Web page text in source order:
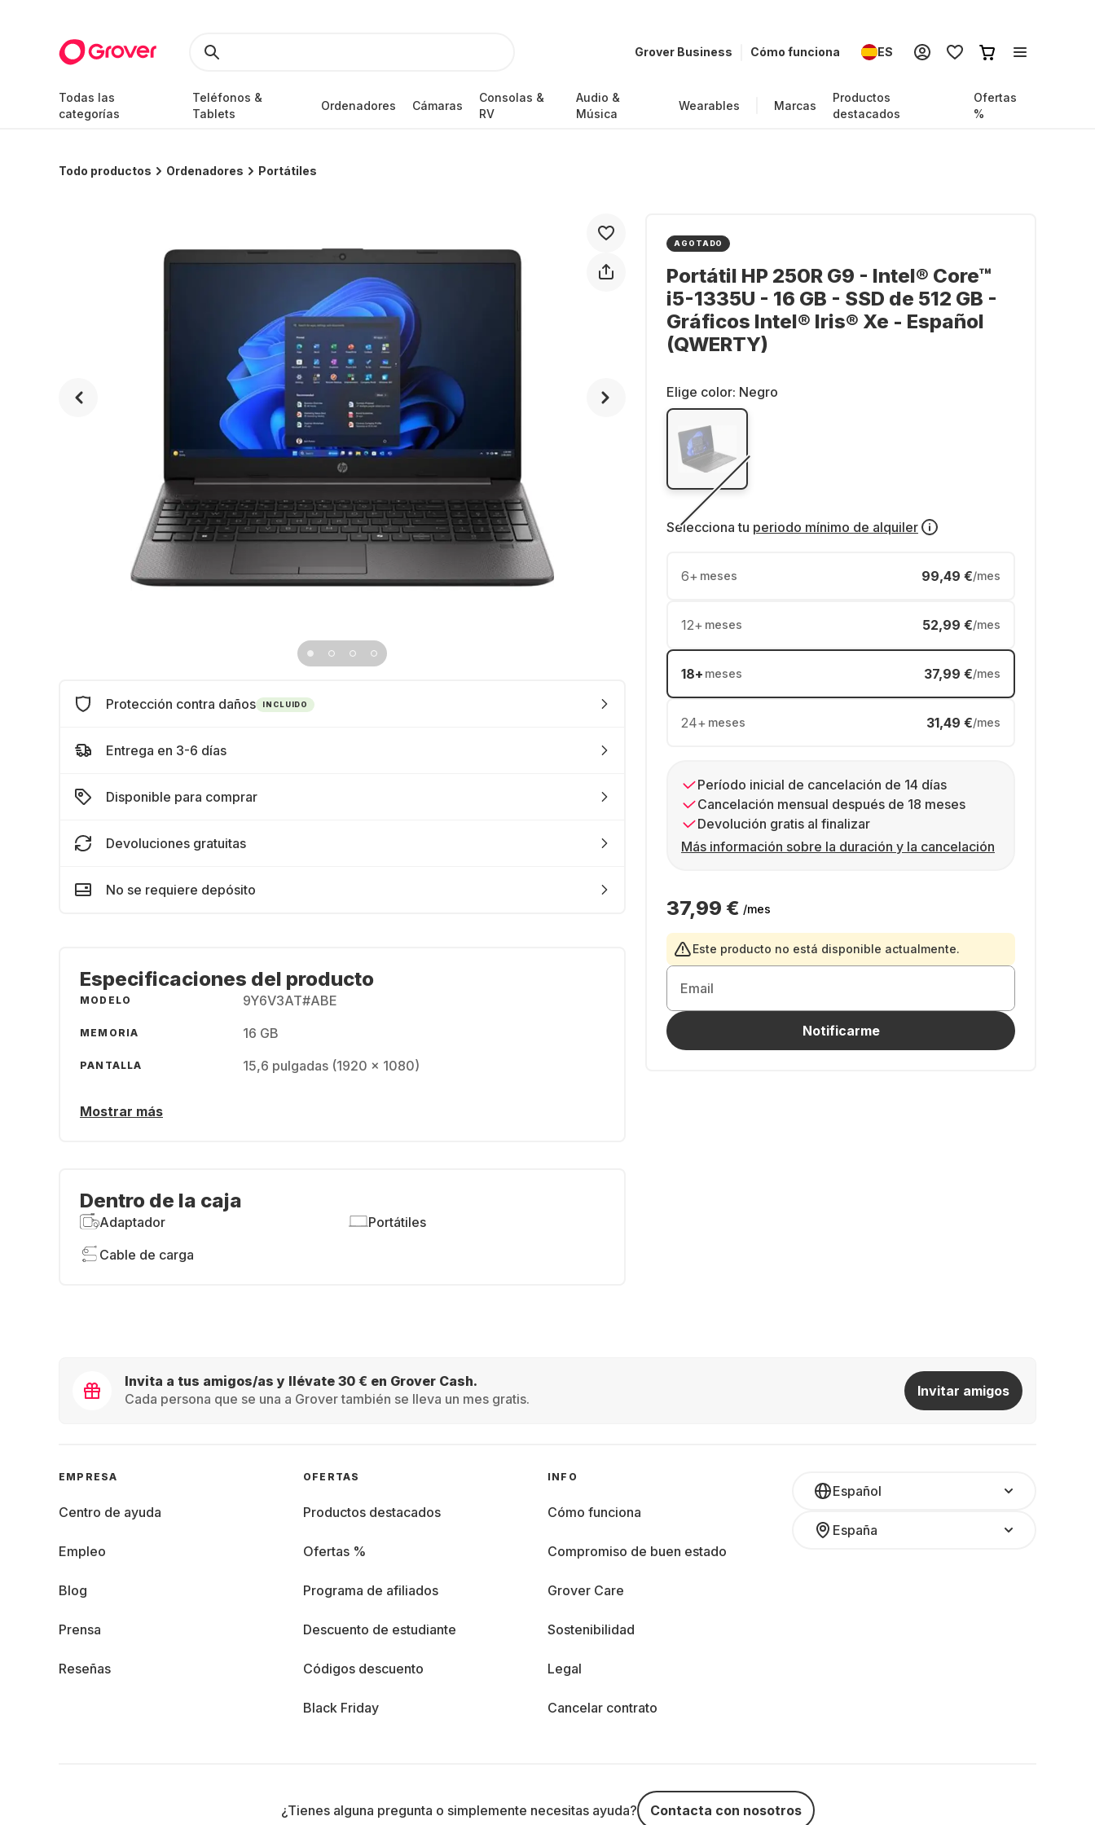
Grover Business Cómo funciona ES
Todas las
categorías
Teléfonos &
Tablets
Ordenadores Cámaras
Consolas &
RV
Audio &
Música
Wearables Marcas
Productos
destacados
Ofertas
%
Todo productos Ordenadores Portátiles
AGOTADO
Portátil HP 250R G9 - Intel® Core™
i5-1335U - 16 GB - SSD de 512 GB -
Gráficos Intel® Iris® Xe - Español
(QWERTY)
Elige color: Negro
Selecciona tu periodo mínimo de alquiler
6+ meses 99,49 €/mes
12+ meses 52,99 €/mes
18+ meses 37,99 €/mes
24+ meses 31,49 €/mes
Período inicial de cancelación de 14 días
Cancelación mensual después de 18 meses
Devolución gratis al finalizar
Más información sobre la duración y la cancelación
37,99 € /mes
Este producto no está disponible actualmente.
Email
Notificarme
Protección contra daños INCLUIDO
Entrega en 3-6 días
Disponible para comprar
Devoluciones gratuitas
No se requiere depósito
Especificaciones del producto
MODELO 9Y6V3AT#ABE
MEMORIA 16 GB
PANTALLA 15,6 pulgadas (1920 x 1080)
Mostrar más
Dentro de la caja
Adaptador
Portátiles
Cable de carga
Invita a tus amigos/as y llévate 30 € en Grover Cash.
Cada persona que se una a Grover también se lleva un mes gratis.
Invitar amigos
Español
España
EMPRESA
Centro de ayuda
Empleo
Blog
Prensa
Reseñas
OFERTAS
Productos destacados
Ofertas %
Programa de afiliados
Descuento de estudiante
Códigos descuento
Black Friday
INFO
Cómo funciona
Compromiso de buen estado
Grover Care
Sostenibilidad
Legal
Cancelar contrato
¿Tienes alguna pregunta o simplemente necesitas ayuda? Contacta con nosotros